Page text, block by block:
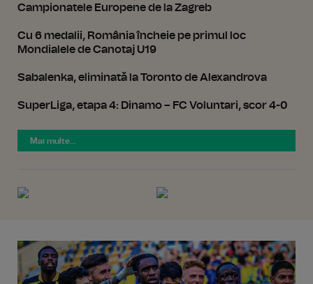
Campionatele Europene de la Zagreb
Cu 6 medalii, România încheie pe primul loc
Mondialele de Canotaj U19
Sabalenka, eliminată la Toronto de Alexandrova
SuperLiga, etapa 4: Dinamo – FC Voluntari, scor 4-0
Mai multe...